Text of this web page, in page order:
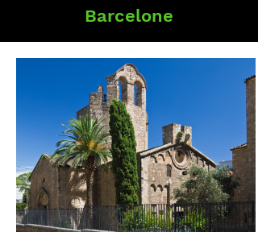
Barcelone